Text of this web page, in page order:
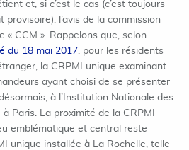
et, si c’est le cas (c’est toujours
provisoire), l’avis de la commission
« CCM ». Rappelons que, selon
du 18 mai 2017, pour les résidents
la CRPMI unique examinant
ayant choisi de se présenter
à l’Institution Nationale des
à Paris. La proximité de la CRPMI
emblématique et central reste
unique installée à La Rochelle, telle